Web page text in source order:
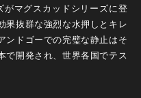
がマグスカッドシリーズに登
果抜群な強烈な水押しとキレ
ンドゴーでの完璧な静止はそ
で開発され、世界各国でテス